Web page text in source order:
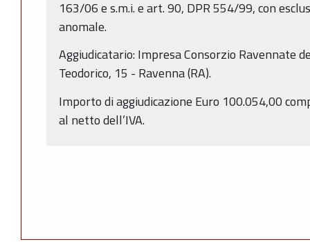
163/06 e s.m.i. e art. 90, DPR 554/99, con
anomale.
Aggiudicatario: Impresa Consorzio Ravennate
Teodorico, 15 - Ravenna (RA).
Importo di aggiudicazione Euro 100.054,00
al netto dell’IVA.